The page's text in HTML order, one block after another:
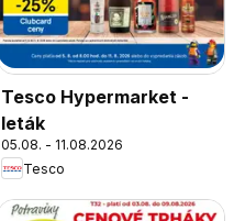
Tesco Hypermarket -
leták
05.08. - 11.08.2026
Tesco